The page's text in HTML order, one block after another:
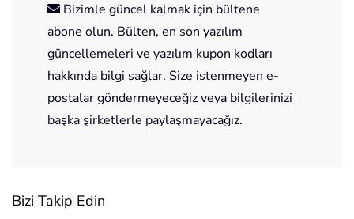
Bizimle güncel kalmak için bültene
abone olun. Bülten, en son yazılım
güncellemeleri ve yazılım kupon kodları
hakkında bilgi sağlar. Size istenmeyen e-
postalar göndermeyeceğiz veya bilgilerinizi
başka şirketlerle paylaşmayacağız.
Bizi Takip Edin